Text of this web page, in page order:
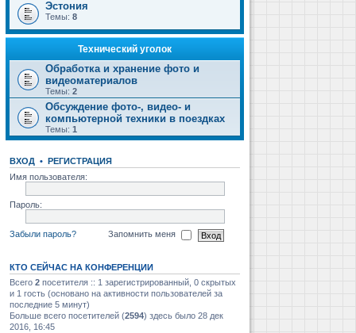
Эстония
Темы: 8
Технический уголок
Обработка и хранение фото и
видеоматериалов
Темы: 2
Обсуждение фото-, видео- и
компьютерной техники в поездках
Темы: 1
ВХОД • РЕГИСТРАЦИЯ
Имя пользователя:
Пароль:
Забыли пароль? Запомнить меня
КТО СЕЙЧАС НА КОНФЕРЕНЦИИ
Всего 2 посетителя :: 1 зарегистрированный, 0 скрытых
и 1 гость (основано на активности пользователей за
последние 5 минут)
Больше всего посетителей (2594) здесь было 28 дек
2016, 16:45